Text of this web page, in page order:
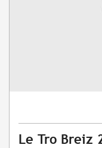
Le Tro Breiz